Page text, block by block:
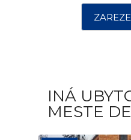
INÁ
MESTE